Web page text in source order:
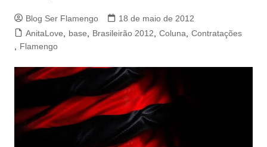
Blog Ser Flamengo
18 de maio de 2012
AnitaLove
base Brasileirão 2012 Coluna
Contratações
Flamengo